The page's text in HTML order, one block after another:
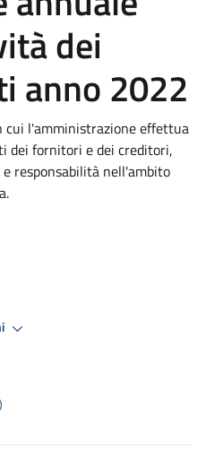
dei
anno 2022
cui l'amministrazione effettua
dei fornitori e dei creditori,
responsabilità nell'ambito